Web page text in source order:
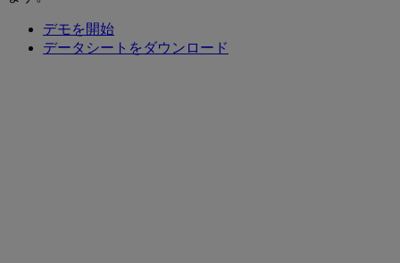
デモを開始
データシートをダウンロード